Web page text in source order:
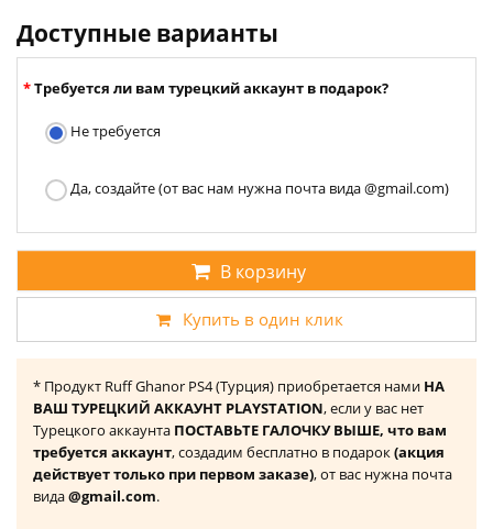
Доступные варианты
Требуется ли вам турецкий аккаунт в подарок?
Не требуется
Да, создайте (от вас нам нужна почта вида @gmail.com)
В корзину
Купить в один клик
* Продукт Ruff Ghanor PS4 (Турция) приобретается нами НА
ВАШ ТУРЕЦКИЙ АККАУНТ PLAYSTATION, если у вас нет
Турецкого аккаунта ПОСТАВЬТЕ ГАЛОЧКУ ВЫШЕ, что вам
требуется аккаунт, создадим бесплатно в подарок(акция
действует только при первом заказе), от вас нужна почта
вида@gmail.com.